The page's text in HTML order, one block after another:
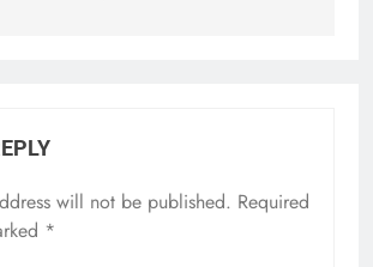
will not be published. Required
*